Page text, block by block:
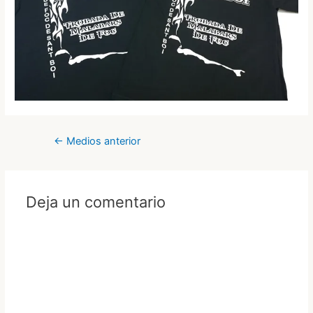
Navegación
← Medios anterior
Deja un comentario